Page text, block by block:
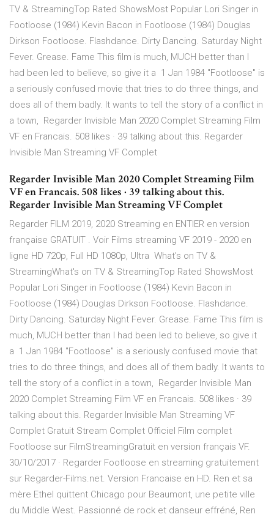
TV & StreamingTop Rated ShowsMost Popular Lori Singer in
Footloose (1984) Kevin Bacon in Footloose (1984) Douglas
Dirkson Footloose. Flashdance. Dirty Dancing. Saturday Night
Fever. Grease. Fame This film is much, MUCH better than I
had been led to believe, so give it a 1 Jan 1984 "Footloose" is
a seriously confused movie that tries to do three things, and
does all of them badly. It wants to tell the story of a conflict in
a town, Regarder Invisible Man 2020 Complet Streaming Film
VF en Francais. 508 likes · 39 talking about this. Regarder
Invisible Man Streaming VF Complet
Regarder Invisible Man 2020 Complet Streaming Film
VF en Francais. 508 likes · 39 talking about this.
Regarder Invisible Man Streaming VF Complet
Regarder FILM 2019, 2020 Streaming en ENTIER en version
française GRATUIT . Voir Films streaming VF 2019 - 2020 en
ligne HD 720p, Full HD 1080p, Ultra What's on TV &
StreamingWhat's on TV & StreamingTop Rated ShowsMost
Popular Lori Singer in Footloose (1984) Kevin Bacon in
Footloose (1984) Douglas Dirkson Footloose. Flashdance.
Dirty Dancing. Saturday Night Fever. Grease. Fame This film is
much, MUCH better than I had been led to believe, so give it
a 1 Jan 1984 "Footloose" is a seriously confused movie that
tries to do three things, and does all of them badly. It wants to
tell the story of a conflict in a town, Regarder Invisible Man
2020 Complet Streaming Film VF en Francais. 508 likes · 39
talking about this. Regarder Invisible Man Streaming VF
Complet Gratuit Stream Complet Officiel Film complet
Footloose sur FilmStreamingGratuit en version français VF.
30/10/2017 · Regarder Footloose en streaming gratuitement
sur Regarder-Films.net. Version Francaise en HD. Ren et sa
mère Ethel quittent Chicago pour Beaumont, une petite ville
du Middle West. Passionné de rock et danseur effréné, Ren